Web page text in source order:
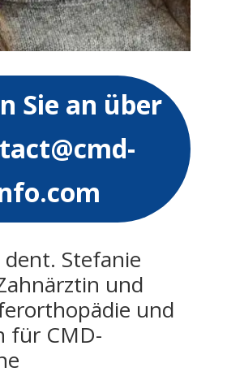
Sie an über
Stefanie
und
und
für CMD-